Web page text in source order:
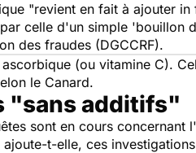
"revient en fait à ajouter
celle d'un simple 'bouillon
des fraudes (DGCCRF).
(ou vitamine C).
le Canard.
"sans additifs"
sont en cours
t-elle, ces